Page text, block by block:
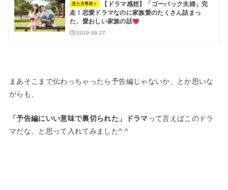
見た方専用♬
【ドラマ感想】「ゴーバック夫婦」完
走！恋愛ドラマなのに家族愛のたくさん詰まっ
た、愛おしい家族の話
2019.09.27
まあそこまで伝わっちゃったら予告編じゃないか、とか思いな
がらも、
「予告編にいい意味で裏切られた」ドラマって言えばこのドラ
マだな、と思って入れてみました^ ^